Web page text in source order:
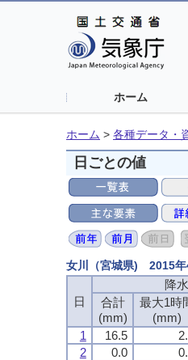
ホーム
ホーム > 各種データ・
日ごとの値
女川（宮城県) 2015
日
降
合計
(mm)
最大1時
(mm)
1
16.5
2
0.0